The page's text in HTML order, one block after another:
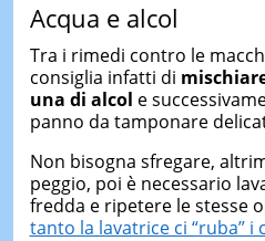
Acqua e alcol
Tra i rimedi contro le
consiglia infatti di
una di alcol e
panno da tamponare
Non bisogna sfregare,
peggio, poi è necessario
fredda e ripetere le stesse
tanto la lavatrice ci “ruba” i